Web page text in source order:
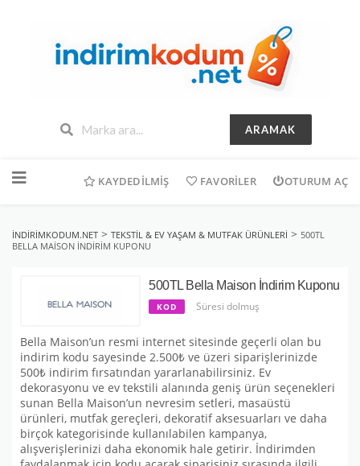
ARAMAK
geç
KAYDEDILMIŞ FAVORILER OTURUM AÇ
INDIRIMKODUM.NET > TEKSTIL & EV YAŞAM & MUTFAK ÜRÜNLERI > 500TL
BELLA MAISON İNDIRIM KUPONU
500TL Bella Maison İndirim Kuponu
KOD Süresi dolmuş
Bella Maison’un resmi internet sitesinde geçerli olan bu
indirim kodu sayesinde 2.500₺ ve üzeri siparişlerinizde
500₺ indirim fırsatından yararlanabilirsiniz. Ev
dekorasyonu ve ev tekstili alanında geniş ürün seçenekleri
sunan Bella Maison’un nevresim setleri, masaüstü
ürünleri, mutfak gereçleri, dekoratif aksesuarları ve daha
birçok kategorisinde kullanılabilen kampanya,
alışverişlerinizi daha ekonomik hale getirir. İndirimden